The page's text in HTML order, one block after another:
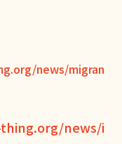
news/migran
news/i